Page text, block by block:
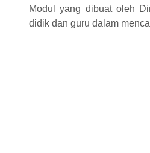
Modul yang dibuat oleh
didik dan guru dalam